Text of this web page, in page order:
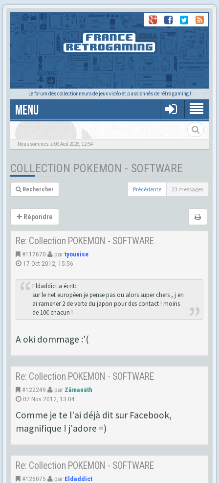
Le forum des collectionneurs de jeux vidéo et passionnés de rétro gaming !
MENU
Nous sommes le 06 Aoû 2026, 12:54
COLLECTION POKEMON - SOFTWARE
Précédente 23 messages
Rechercher
Répondre
Re: Collection POKEMON - SOFTWARE
#117670 partyounise
17 Oct 2012, 15:56
Eldaddict a écrit:
sur le net européen je pense pas ou alors super chers , j en
ai ramener 2 de verte du japon pour des contact ! moins
de 10€ chacun !
A oki dommage :'(
Re: Collection POKEMON - SOFTWARE
#122249 par Zâmanäth
07 Nov 2012, 13:04
Comme je te l'ai déjà dit sur Facebook,
magnifique ! j'adore =)
Re: Collection POKEMON - SOFTWARE
#126075 par Eldaddict